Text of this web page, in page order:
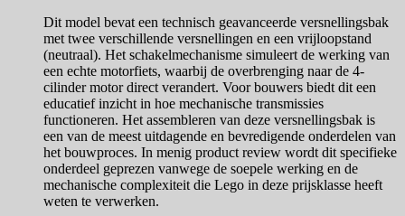
Dit model bevat een technisch geavanceerde versnellingsbak
met twee verschillende versnellingen en een vrijloopstand
(neutraal). Het schakelmechanisme simuleert de werking van
een echte motorfiets, waarbij de overbrenging naar de 4-
cilinder motor direct verandert. Voor bouwers biedt dit een
educatief inzicht in hoe mechanische transmissies
functioneren. Het assembleren van deze versnellingsbak is
een van de meest uitdagende en bevredigende onderdelen van
het bouwproces. In menig product review wordt dit specifieke
onderdeel geprezen vanwege de soepele werking en de
mechanische complexiteit die Lego in deze prijsklasse heeft
weten te verwerken.